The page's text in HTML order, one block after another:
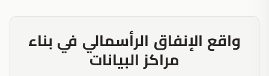
واقع الإنفاق الرأسمالي في بناء
مراكز البيانات